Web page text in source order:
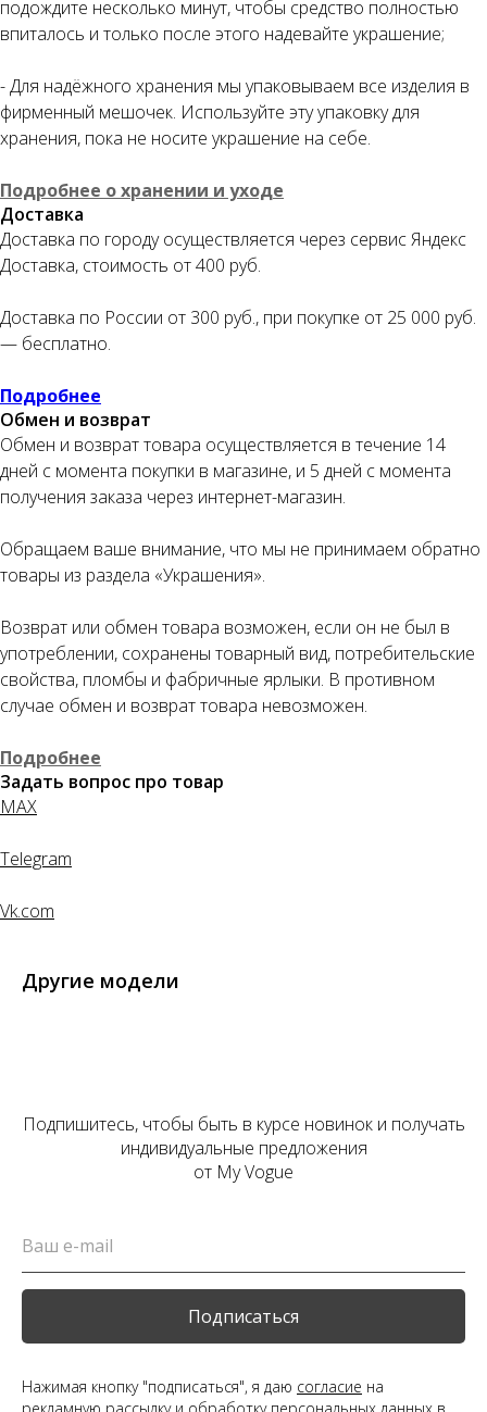
подождите несколько минут, чтобы средство полностью
впиталось и только после этого надевайте украшение;
- Для надёжного хранения мы упаковываем все изделия в
фирменный мешочек. Используйте эту упаковку для
хранения, пока не носите украшение на себе.
Подробнее о хранении и уходе
Доставка
Доставка по городу осуществляется через сервис Яндекс
Доставка, стоимость от 400 руб.
Доставка по России от 300 руб., при покупке от 25 000 руб.
— бесплатно.
Подробнее
Обмен и возврат
Обмен и возврат товара осуществляется в течение 14
дней с момента покупки в магазине, и 5 дней с момента
получения заказа через интернет-магазин.
Обращаем ваше внимание, что мы не принимаем обратно
товары из раздела «Украшения».
Возврат или обмен товара возможен, если он не был в
употреблении, сохранены товарный вид, потребительские
свойства, пломбы и фабричные ярлыки. В противном
случае обмен и возврат товара невозможен.
Подробнее
Задать вопрос про товар
MAX
Telegram
Vk.com
Другие модели
Подпишитесь, чтобы быть в курсе новинок и получать
индивидуальные предложения
от My Vogue
Подписаться
Нажимая кнопку "подписаться", я даю согласие на
Оплата частями
Оплатите сегодня 25% стоимости покупки
платежами раз в две недели.
Оплата
25%
Через
25% 25% 25%
Как обычная оплата картой
Понятно